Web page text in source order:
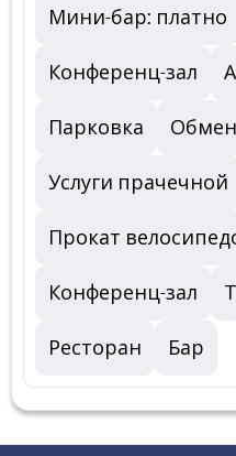
Мини-бар: платно
Конференц-зал
Парковка
Услуги прачечной
Прокат
Конференц-зал
Ресторан Бар